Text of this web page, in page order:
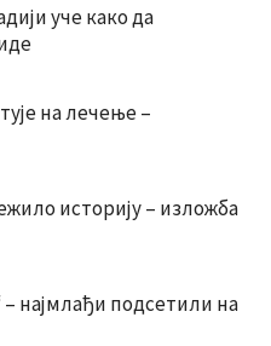
уче како да
на лечење –
историју – изложба
најмлађи подсетили на